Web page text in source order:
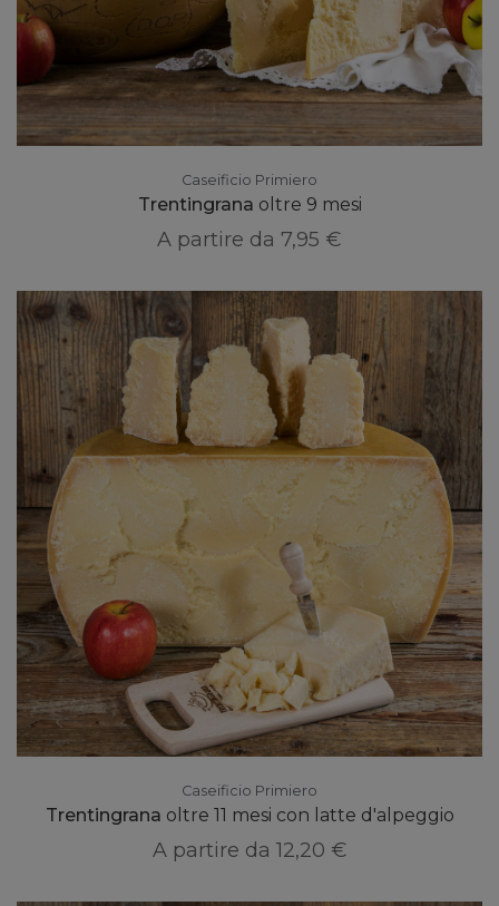
Caseificio Primiero
Trentingrana oltre 9 mesi
A partire da 7,95 €
Caseificio Primiero
Trentingrana oltre 11 mesi con latte d'alpeggio
A partire da 12,20 €